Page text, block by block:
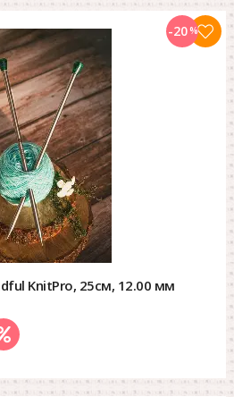
KnitPro, 25см, 12.00 мм
-20%